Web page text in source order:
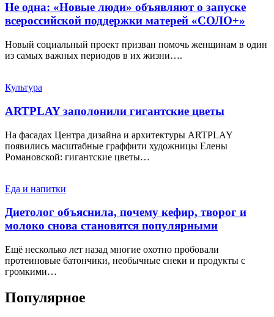
Не одна: «Новые люди» объявляют о запуске
всероссийской поддержки матерей «СОЛО+»
Новый социальный проект призван помочь женщинам в один
из самых важных периодов в их жизни….
Культура
ARTPLAY заполонили гигантские цветы
На фасадах Центра дизайна и архитектуры ARTPLAY
появились масштабные граффити художницы Елены
Романовской: гигантские цветы…
Еда и напитки
Диетолог объяснила, почему кефир, творог и
молоко снова становятся популярными
Ещё несколько лет назад многие охотно пробовали
протеиновые батончики, необычные снеки и продукты с
громкими…
Популярное